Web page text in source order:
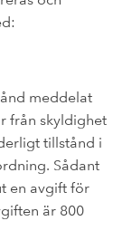
meddelat
från skyldighet
tillstånd i
Sådant
en avgift för
är 800